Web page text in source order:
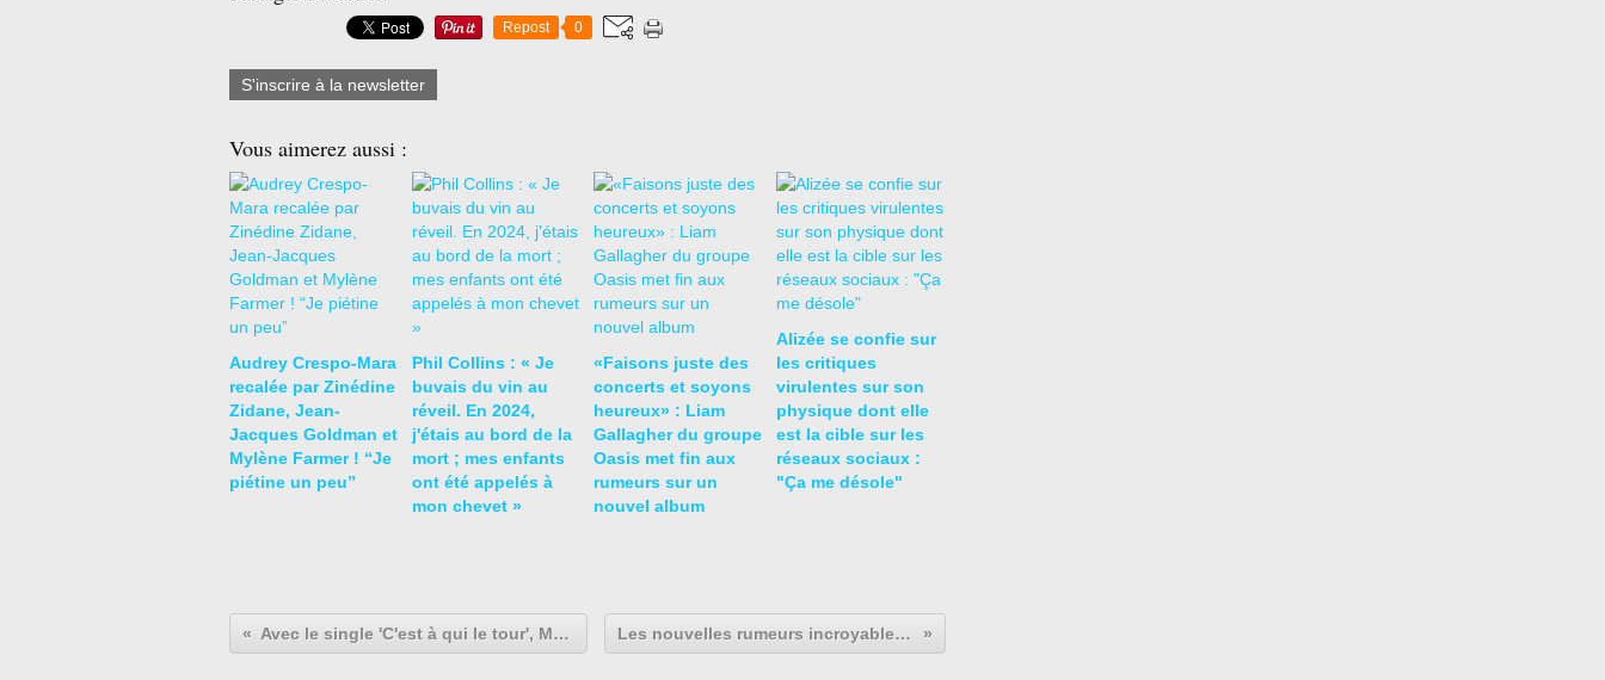
Repost 0
S'inscrire à la newsletter
Vous aimerez aussi :
Audrey Crespo-Mara
recalée par Zinédine
Zidane, Jean-
Jacques Goldman et
Mylène Farmer ! “Je
piétine un peu”
Phil Collins : « Je
buvais du vin au
réveil. En 2024,
j'étais au bord de la
mort ; mes enfants
ont été appelés à
mon chevet »
«Faisons juste des
concerts et soyons
heureux» : Liam
Gallagher du groupe
Oasis met fin aux
rumeurs sur un
nouvel album
Alizée se confie sur
les critiques
virulentes sur son
physique dont elle
est la cible sur les
réseaux sociaux :
"Ça me désole"
Avec le single 'C'est à qui le tour', Mylène Farmer annonce la sortie prochaine de son 13ᵉ album Les nouvelles rumeurs incroyables et alléchantes sur le nouveau single de Mylène Farmer